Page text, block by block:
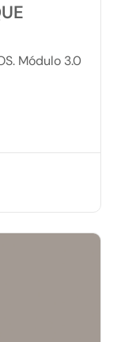
Módulo 3.0